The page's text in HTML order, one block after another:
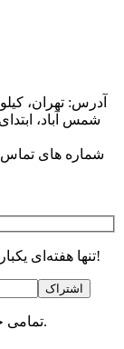
شمس آباد،
شماره های تماس: 56804626 ، 56804668 ، 56804630 ،
تنها هفته‌ای یکبار از سوپرایزها و اتفاقات هیجان انگیز باخبر شوید!
اشتراک
©محفوظ است.